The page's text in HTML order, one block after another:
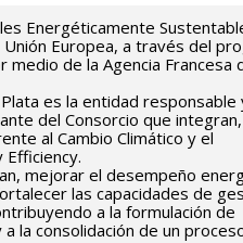
Energéticamente
Unión Europea, a través del
medio de la Agencia Francesa
es la entidad responsable
del Consorcio que
al Cambio Climático y el
Efficiency.
mejorar el desempeño
las capacidades de
a la formulación de
la consolidación de un